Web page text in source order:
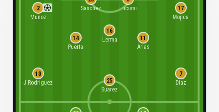
17
Mojica
Lucumi
Sanchez
2
Munoz
11
Arias
16
Lerma
14
Puerta
7
Diaz
10
J.Rodriguez
25
Suarez